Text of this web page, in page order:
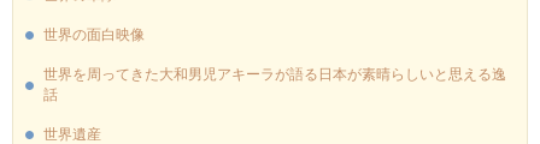
世界の面白映像
世界を周ってきた大和男児アキーラが語る日本が素晴らしいと思える逸
話
世界遺産